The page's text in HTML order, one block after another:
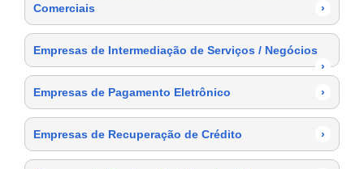
Comerciais
›
Empresas de Intermediação de Serviços / Negócios
›
Empresas de Pagamento Eletrônico
›
Empresas de Recuperação de Crédito ›